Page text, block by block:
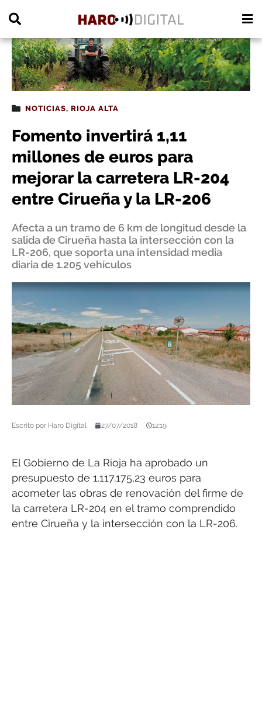
NOTICIAS, RIOJA ALTA
Fomento invertirá 1,11
millones de euros para
mejorar la carretera LR-204
entre Cirueña y la LR-206
Afecta a un tramo de 6 km de longitud desde la
salida de Cirueña hasta la intersección con la
LR-206, que soporta una intensidad media
diaria de 1.205 vehículos
Escrito por Haro Digital 27/07/2018 12:19
El Gobierno de La Rioja ha aprobado un
presupuesto de 1.117.175,23 euros para
acometer las obras de renovación del firme de
la carretera LR-204 en el tramo comprendido
entre Cirueña y la intersección con la LR-206.